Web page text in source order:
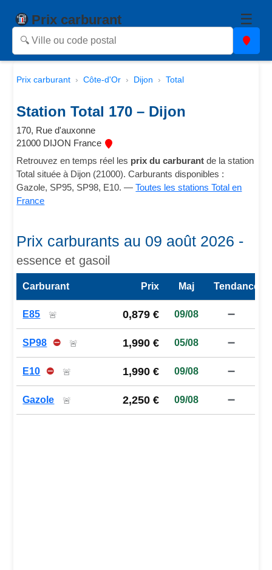
Prix carburant ☰
Prix carburant Côte-d'Or Dijon Total
Station Total 170 – Dijon
170, Rue d'auxonne
21000 DIJON France
Retrouvez en temps réel les prix du carburant de la station
Total située à Dijon (21000). Carburants disponibles :
Gazole, SP95, SP98, E10. —Toutes les stations Total en
France
Prix carburants au 09 août 2026 -
essence et gasoil
Carburant Prix Maj Tendance
E85 🚨 0,879 € 09/08 ➖
SP98 ⛔ 🚨 1,990 € 05/08 ➖
E10 ⛔ 🚨 1,990 € 09/08 ➖
Gazole 🚨 2,250 € 09/08 ➖